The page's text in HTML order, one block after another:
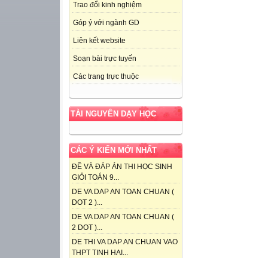
Trao đổi kinh nghiệm
Góp ý với ngành GD
Liên kết website
Soạn bài trực tuyến
Các trang trực thuộc
TÀI NGUYÊN DẠY HỌC
CÁC Ý KIẾN MỚI NHẤT
ĐỀ VÀ ĐÁP ÁN THI HỌC SINH
GIỎI TOÁN 9...
DE VA DAP AN TOAN CHUAN (
DOT 2 )...
DE VA DAP AN TOAN CHUAN (
2 DOT )...
DE THI VA DAP AN CHUAN VAO
THPT TINH HAI...